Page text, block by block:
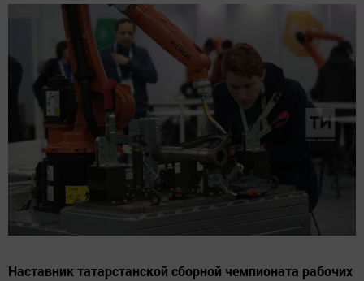
Наставник татарстанской сборной чемпионата рабочих